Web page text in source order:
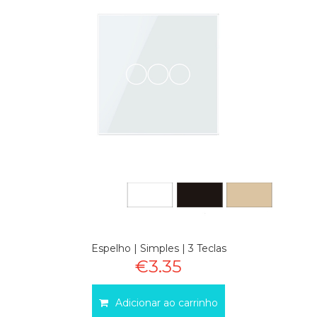
Espelho | Simples | 3 Teclas
€3.35
Adicionar ao carrinho